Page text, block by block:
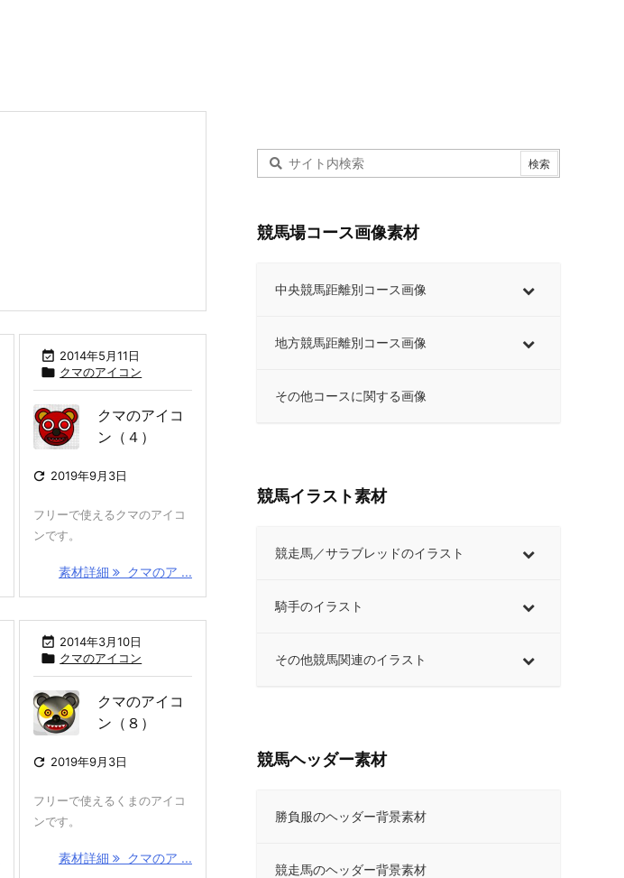
 2014年5月11日
 クマのアイコン
クマのアイコ
ン（４）
 2019年9月3日
フリーで使えるクマのアイコ
ンです。
素材詳細 クマのア ...
 2014年3月10日
 クマのアイコン
クマのアイコ
ン（８）
 2019年9月3日
フリーで使えるくまのアイコ
ンです。
素材詳細 クマのア ...
競馬場コース画像素材
中央競馬距離別コース画像
地方競馬距離別コース画像
その他コースに関する画像
競馬イラスト素材
競走馬／サラブレッドのイラスト
騎手のイラスト
その他競馬関連のイラスト
競馬ヘッダー素材
勝負服のヘッダー背景素材
競走馬のヘッダー背景素材